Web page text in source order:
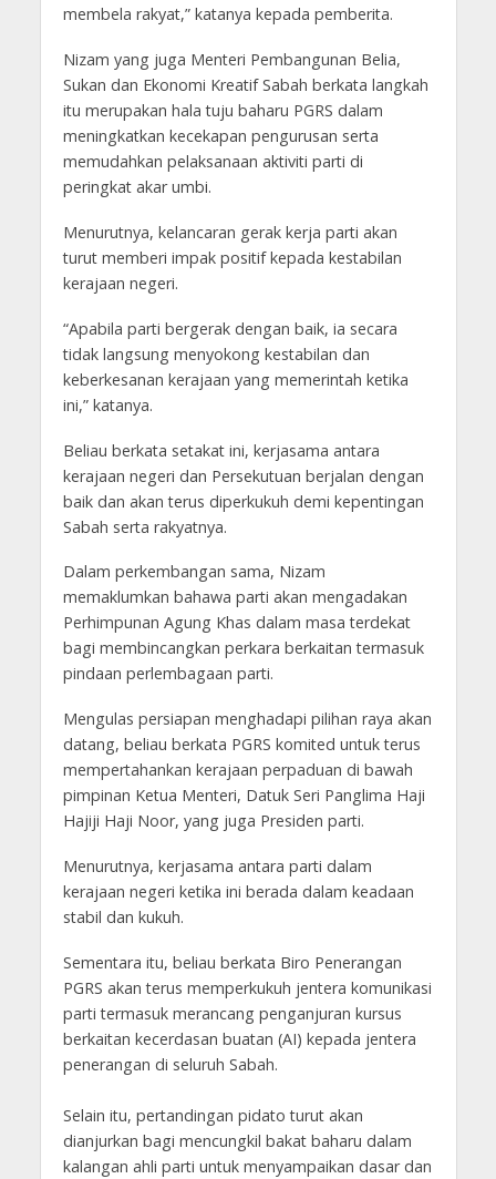
membela rakyat,” katanya kepada pemberita.
Nizam yang juga Menteri Pembangunan Belia,
Sukan dan Ekonomi Kreatif Sabah berkata langkah
itu merupakan hala tuju baharu PGRS dalam
meningkatkan kecekapan pengurusan serta
memudahkan pelaksanaan aktiviti parti di
peringkat akar umbi.
Menurutnya, kelancaran gerak kerja parti akan
turut memberi impak positif kepada kestabilan
kerajaan negeri.
“Apabila parti bergerak dengan baik, ia secara
tidak langsung menyokong kestabilan dan
keberkesanan kerajaan yang memerintah ketika
ini,” katanya.
Beliau berkata setakat ini, kerjasama antara
kerajaan negeri dan Persekutuan berjalan dengan
baik dan akan terus diperkukuh demi kepentingan
Sabah serta rakyatnya.
Dalam perkembangan sama, Nizam
memaklumkan bahawa parti akan mengadakan
Perhimpunan Agung Khas dalam masa terdekat
bagi membincangkan perkara berkaitan termasuk
pindaan perlembagaan parti.
Mengulas persiapan menghadapi pilihan raya akan
datang, beliau berkata PGRS komited untuk terus
mempertahankan kerajaan perpaduan di bawah
pimpinan Ketua Menteri, Datuk Seri Panglima Haji
Hajiji Haji Noor, yang juga Presiden parti.
Menurutnya, kerjasama antara parti dalam
kerajaan negeri ketika ini berada dalam keadaan
stabil dan kukuh.
Sementara itu, beliau berkata Biro Penerangan
PGRS akan terus memperkukuh jentera komunikasi
parti termasuk merancang penganjuran kursus
berkaitan kecerdasan buatan (AI) kepada jentera
penerangan di seluruh Sabah.
Selain itu, pertandingan pidato turut akan
dianjurkan bagi mencungkil bakat baharu dalam
kalangan ahli parti untuk menyampaikan dasar dan